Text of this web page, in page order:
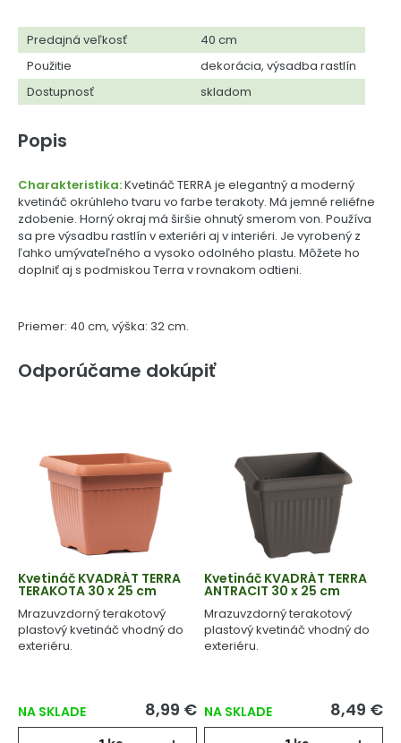
Predajná veľkosť
40 cm
Použitie
dekorácia, výsadba rastlín
Dostupnosť
skladom
Popis
Charakteristika:Kvetináč TERRA je elegantný a moderný
kvetináč okrúhleho tvaru vo farbe terakoty. Má jemné reliéfne
zdobenie. Horný okraj má širšie ohnutý smerom von. Používa
sa pre výsadbu rastlín v exteriéri aj v interiéri. Je vyrobený z
ľahko umývateľného a vysoko odolného plastu. Môžete ho
doplniť aj s podmiskou Terra v rovnakom odtieni.
Priemer: 40 cm, výška: 32 cm.
Odporúčame dokúpiť
Kvetináč KVADRÁT TERRA
TERAKOTA 30 x 25 cm
Mrazuvzdorný terakotový
plastový kvetináč vhodný do
exteriéru.
NA SKLADE 8,99 €
Kvetináč KVADRÁT TERRA
ANTRACIT 30 x 25 cm
Mrazuvzdorný terakotový
plastový kvetináč vhodný do
exteriéru.
NA SKLADE 8,49 €